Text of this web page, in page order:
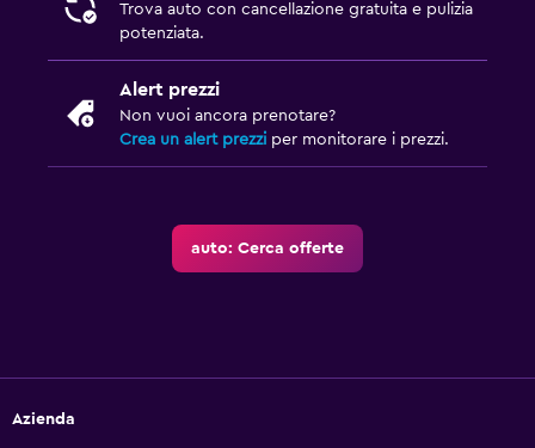
Trova auto con cancellazione gratuita e pulizia
potenziata.
Alert prezzi
Non vuoi ancora prenotare?
Crea un alert prezzi per monitorare i prezzi.
auto: Cerca offerte
Azienda